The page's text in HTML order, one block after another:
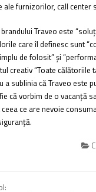
ale furnizorilor, call center
Traveo este
care îl definesc sunt
de folosit” și
creativ “Toate călătoriile
a sublinia că Traveo este
că vorbim de o vacanță
ce are nevoie